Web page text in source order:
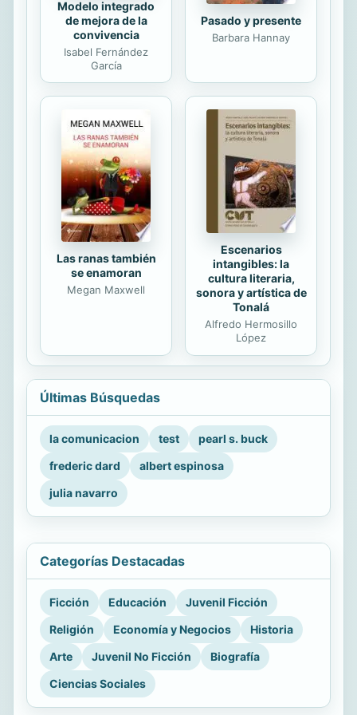
Modelo integrado
de mejora de la
convivencia
Isabel Fernández
García
Pasado y presente
Barbara Hannay
Las ranas también
se enamoran
Megan Maxwell
Escenarios
intangibles: la
cultura literaria,
sonora y artística de
Tonalá
Alfredo Hermosillo
López
Últimas Búsquedas
la comunicacion test
pearl s. buck
frederic dard
albert espinosa
julia navarro
Categorías Destacadas
Ficción Educación
Juvenil Ficción
Religión
Economía y Negocios
Historia
Arte
Juvenil No Ficción
Biografía
Ciencias Sociales